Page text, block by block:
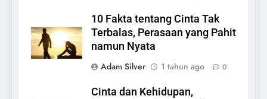
10 Fakta tentang Cinta Tak
Terbalas, Perasaan yang Pahit
namun Nyata
Adam Silver
1 tahun ago 0
Cinta dan Kehidupan,